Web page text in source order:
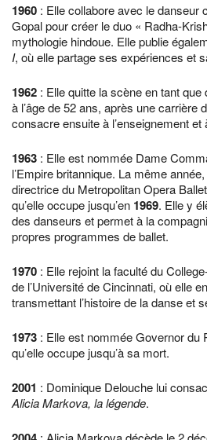
1960 : Elle collabore avec le danseur
Gopal pour créer le duo « Radha-
mythologie hindoue. Elle publie
I, où elle partage ses expériences et
1962 : Elle quitte la scène en tant
à l’âge de 52 ans, après une carrière
consacre ensuite à l’enseignement et
1963 : Elle est nommée Dame
l’Empire britannique. La même
directrice du Metropolitan Opera
qu’elle occupe jusqu’en 1969. Elle y
des danseurs et permet à la
propres programmes de ballet.
1970 : Elle rejoint la faculté du
de l’Université de Cincinnati, où elle
transmettant l’histoire de la danse et
1973 : Elle est nommée Governor du
qu’elle occupe jusqu’à sa mort.
2001 : Dominique Delouche lui
Alicia Markova, la légende.